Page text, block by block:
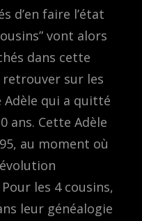
d’en faire l’état
vont alors
dans cette
sur les
Adèle qui a quitté
ans. Cette Adèle
au moment où
les 4 cousins,
leur généalogie